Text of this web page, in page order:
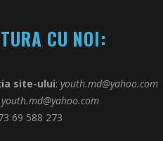
CU NOI:
site-ului: youth.md@yahoo.com
youth.md@yahoo.com
69 588 273